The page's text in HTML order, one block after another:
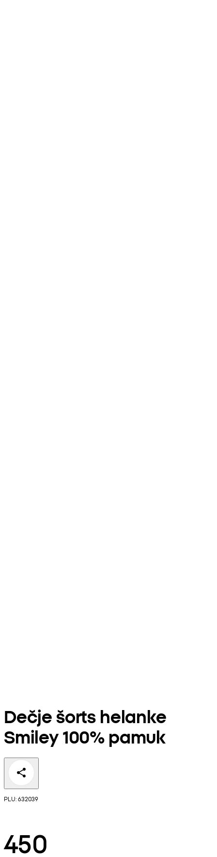
Dečje šorts helanke
Smiley 100% pamuk
PLU: 632039
450